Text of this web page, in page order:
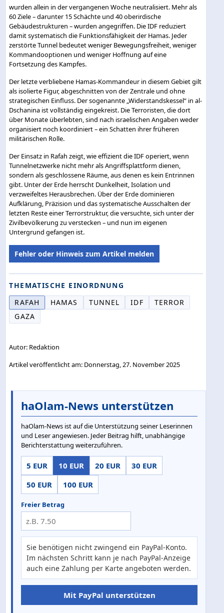
wurden allein in der vergangenen Woche neutralisiert. Mehr als
60 Ziele – darunter 15 Schächte und 40 oberirdische
Gebäudestrukturen – wurden angegriffen. Die IDF reduziert
damit systematisch die Funktionsfähigkeit der Hamas. Jeder
zerstörte Tunnel bedeutet weniger Bewegungsfreiheit, weniger
Kommandooptionen und weniger Hoffnung auf eine
Fortsetzung des Kampfes.
Der letzte verbliebene Hamas-Kommandeur in diesem Gebiet gilt
als isolierte Figur, abgeschnitten von der Zentrale und ohne
strategischen Einfluss. Der sogenannte „Widerstandskessel“ in al-
Dschanina ist vollständig eingekreist. Die Terroristen, die dort
über Monate überlebten, sind nach israelischen Angaben weder
organisiert noch koordiniert – ein Schatten ihrer früheren
militärischen Rolle.
Der Einsatz in Rafah zeigt, wie effizient die IDF operiert, wenn
Tunnelnetzwerke nicht mehr als Angriffsplattform dienen,
sondern als geschlossene Räume, aus denen es kein Entrinnen
gibt. Unter der Erde herrscht Dunkelheit, Isolation und
verzweifeltes Herausbrechen. Über der Erde dominieren
Aufklärung, Präzision und das systematische Ausschalten der
letzten Reste einer Terrorstruktur, die versuchte, sich unter der
Zivilbevölkerung zu verstecken – und nun im eigenen
Untergrund gefangen ist.
Fehler oder Hinweis zum Artikel melden
THEMATISCHE EINORDNUNG
RAFAH
HAMAS TUNNEL IDF
TERROR
GAZA
Autor: Redaktion
Artikel veröffentlicht am: Donnerstag, 27. November 2025
haOlam-News unterstützen
haOlam-News ist auf die Unterstützung seiner Leserinnen
und Leser angewiesen. Jeder Beitrag hilft, unabhängige
Berichterstattung weiterzuführen.
5 EUR 10 EUR 20 EUR
30 EUR
50 EUR
100 EUR
Freier Betrag
Sie benötigen nicht zwingend ein PayPal-Konto.
Im nächsten Schritt kann je nach PayPal-Anzeige
auch eine Zahlung per Karte angeboten werden.
Mit PayPal unterstützen